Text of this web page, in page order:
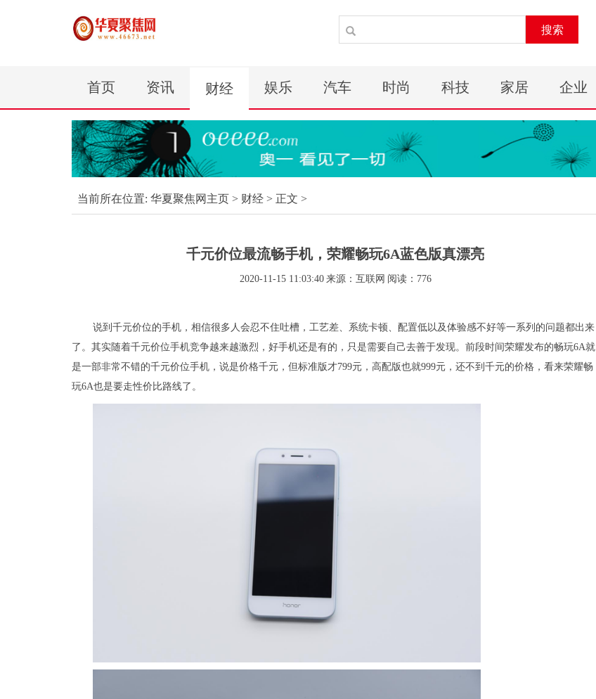
搜索
首页 资讯 财经 娱乐 汽车 时尚 科技 家居 企业
当前所在位置: 华夏聚焦网主页 > 财经 > 正文 >
千元价位最流畅手机，荣耀畅玩6A蓝色版真漂亮
2020-11-15 11:03:40 来源：互联网 阅读：776
说到千元价位的手机，相信很多人会忍不住吐槽，工艺差、系统卡顿、配置低以及体验感不好等一系列的问题都出来
了。其实随着千元价位手机竞争越来越激烈，好手机还是有的，只是需要自己去善于发现。前段时间荣耀发布的畅玩6A就
是一部非常不错的千元价位手机，说是价格千元，但标准版才799元，高配版也就999元，还不到千元的价格，看来荣耀畅
玩6A也是要走性价比路线了。